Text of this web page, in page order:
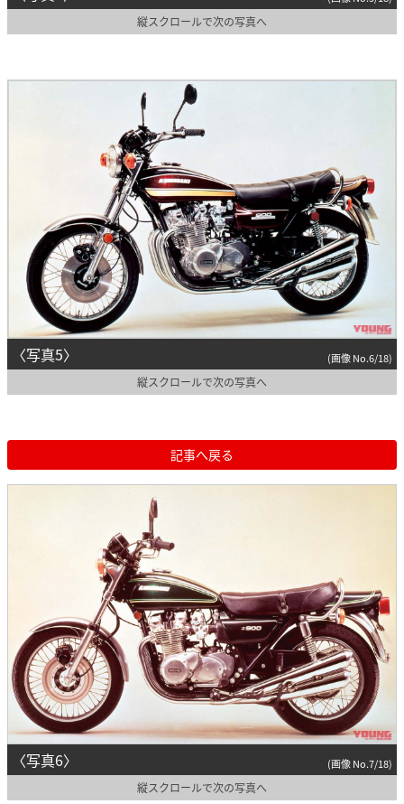
縦スクロールで次の写真へ
〈写真5〉 (画像 No.6/18)
縦スクロールで次の写真へ
記事へ戻る
〈写真6〉 (画像 No.7/18)
縦スクロールで次の写真へ